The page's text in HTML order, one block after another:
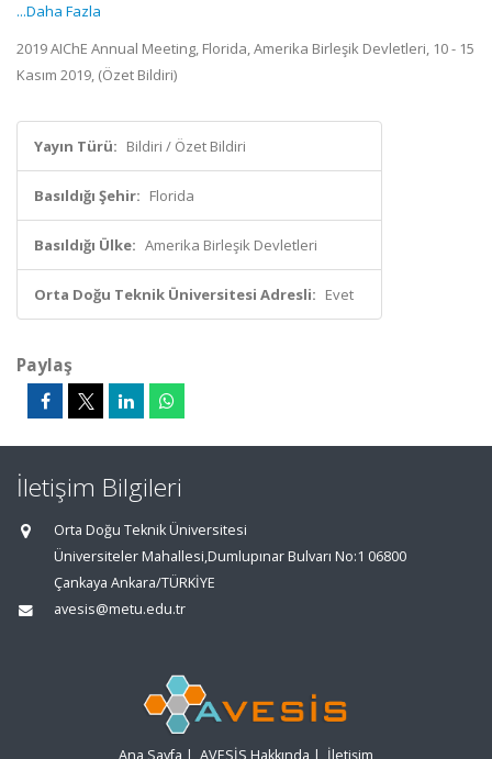
...Daha Fazla
2019 AIChE Annual Meeting, Florida, Amerika Birleşik Devletleri, 10 - 15
Kasım 2019, (Özet Bildiri)
Yayın Türü: Bildiri / Özet Bildiri
Basıldığı Şehir: Florida
Basıldığı Ülke: Amerika Birleşik Devletleri
Orta Doğu Teknik Üniversitesi Adresli: Evet
Paylaş
İletişim Bilgileri
Orta Doğu Teknik Üniversitesi
Üniversiteler Mahallesi,Dumlupınar Bulvarı No:1 06800
Çankaya Ankara/TÜRKİYE
avesis@metu.edu.tr
Ana Sayfa | AVESİS Hakkında | İletişim